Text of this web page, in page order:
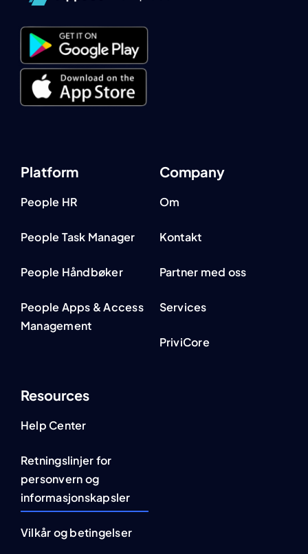
Platform
People HR
People Task Manager
People Håndbøker
People Apps & Access
Management
Company
Om
Kontakt
Partner med oss
Services
PriviCore
Resources
Help Center
Retningslinjer for
personvern og
informasjonskapsler
Vilkår og betingelser